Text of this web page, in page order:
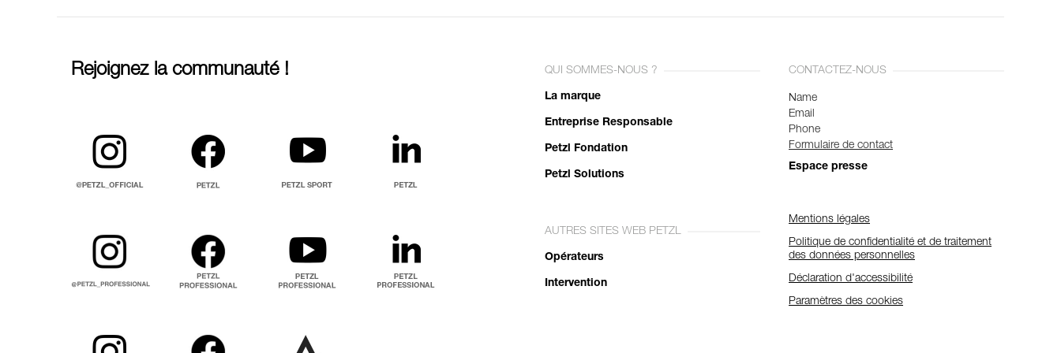
Rejoignez la communauté ! QUI SOMMES-NOUS ?
La marque
Entreprise Responsable
Petzl Fondation
Petzl Solutions
AUTRES SITES WEB PETZL
Opérateurs
Intervention
CONTACTEZ-NOUS
Name
Email
Phone
Formulaire de contact
Espace presse
Mentions légales
Politique de confidentialité et de traitement
des données personnelles
Déclaration d'accessibilité
Paramètres des cookies